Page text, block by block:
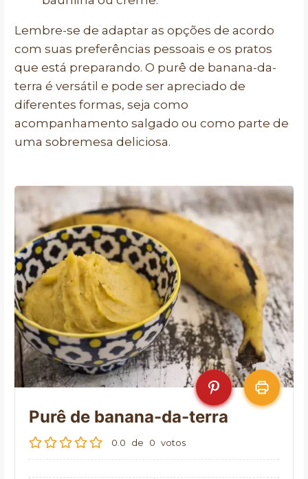
Lembre-se de adaptar as opções de acordo
com suas preferências pessoais e os pratos
que está preparando. O purê de banana-da-
terra é versátil e pode ser apreciado de
diferentes formas, seja como
acompanhamento salgado ou como parte de
uma sobremesa deliciosa.
Purê de banana-da-terra
0.0 de 0 votos